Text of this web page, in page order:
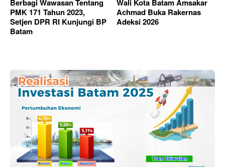
Berbagi Wawasan Tentang
PMK 171 Tahun 2023,
Setjen DPR RI Kunjungi BP
Batam
Wali Kota Batam Amsakar
Achmad Buka Rakernas
Adeksi 2026